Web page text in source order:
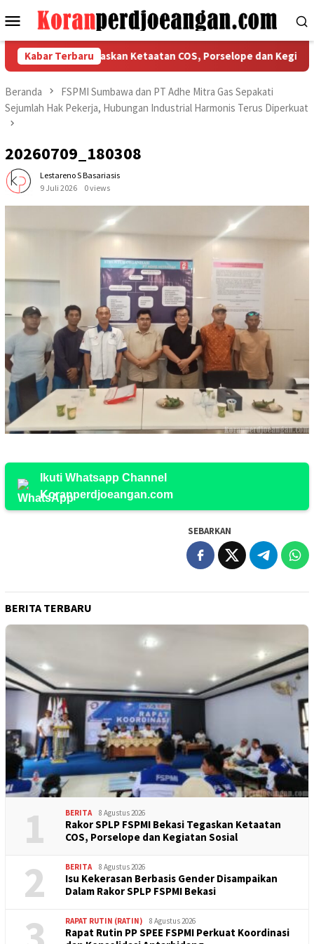
ke
Menu
Mobile
Kabar Terbaru
Bekasi Tegaskan Ketaatan COS, Porselope dan Kegiatan
Beranda
FSPMI Sumbawa dan PT Adhe Mitra Gas Sepakati
Sejumlah Hak Pekerja, Hubungan Industrial Harmonis Terus Diperkuat
20260709_180308
Lestareno S Basariasis
9 Juli 2026
0 views
Ikuti Whatsapp Channel
Koranperdjoeangan.com
SEBARKAN
BERITA TERBARU
1 BERITA 8 Agustus 2026
Rakor SPLP FSPMI Bekasi Tegaskan Ketaatan
COS, Porselope dan Kegiatan Sosial
2 BERITA 8 Agustus 2026
Isu Kekerasan Berbasis Gender Disampaikan
Dalam Rakor SPLP FSPMI Bekasi
RAPAT RUTIN (RATIN) 8 Agustus 2026
Rapat Rutin PP SPEE FSPMI Perkuat Koordinasi